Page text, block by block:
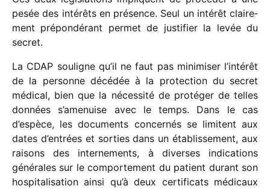
pesée des inté­rêts en présence. Seul un inté­rêt clai­re­
ment prépon­dé­rant permet de justi­fier la levée du
secret.
La CDAP souligne qu’il ne faut pas mini­mi­ser l’intérêt
de la personne décé­dée à la protec­tion du secret
médi­cal, bien que la néces­sité de proté­ger de telles
données s’amenuise avec le temps. Dans le cas
d’espèce, les docu­ments concer­nés se limitent aux
dates d’entrées et sorties dans un établis­se­ment, aux
raisons des inter­ne­ments, à diverses indi­ca­tions
géné­rales sur le compor­te­ment du patient durant son
hospi­ta­li­sa­tion ainsi qu’à deux certi­fi­cats médi­caux